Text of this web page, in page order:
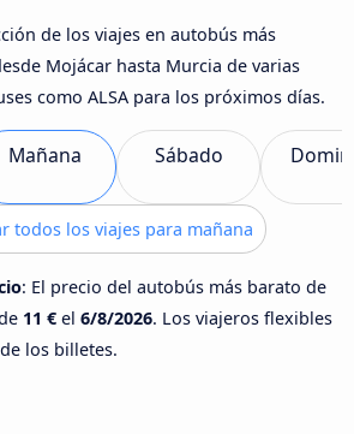
de los viajes en autobús más
Mojácar hasta Murcia de varias
como ALSA para los próximos días.
Mañana Sábado
todos los viajes para mañana
: El precio del autobús más barato de
11 € el 6/8/2026. Los viajeros flexibles
los billetes.